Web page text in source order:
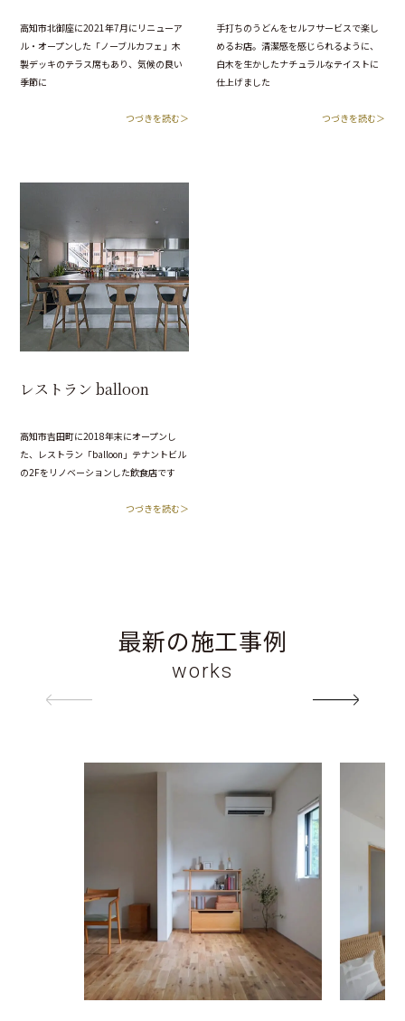
高知市北御座に2021年7月にリニューア
ル・オープンした「ノーブルカフェ」木
製デッキのテラス席もあり、気候の良い
季節に
つづきを読む＞
手打ちのうどんをセルフサービスで楽し
めるお店。清潔感を感じられるように、
白木を生かしたナチュラルなテイストに
仕上げました
つづきを読む＞
レストラン balloon
高知市吉田町に2018年末にオープンし
た、レストラン「balloon」テナントビル
の2Fをリノベーションした飲食店です
つづきを読む＞
最新の施工事例
works